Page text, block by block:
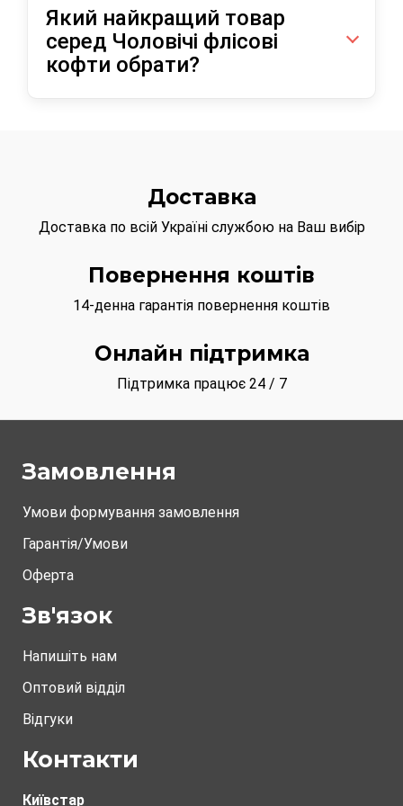
флісові кофти по оптимальній ціні1200.00
грн.
Який найкращий товар
серед Чоловічі флісові
кофти обрати?
Або перегляньте дані позиції:
FRUIT OF THE LOOM з ціною 800.00 грн
FRUIT OF THE LOOM з ціною 800.00 грн
Доставка
Доставка по всій Україні службою на Ваш вибір
Повернення коштів
14-денна гарантія повернення коштів
Онлайн підтримка
Підтримка працює 24 / 7
Замовлення
Умови формування замовлення
Гарантія/Умови
Оферта
Зв'язок
Напишіть нам
Оптовий відділ
Відгуки
Контакти
Київстар